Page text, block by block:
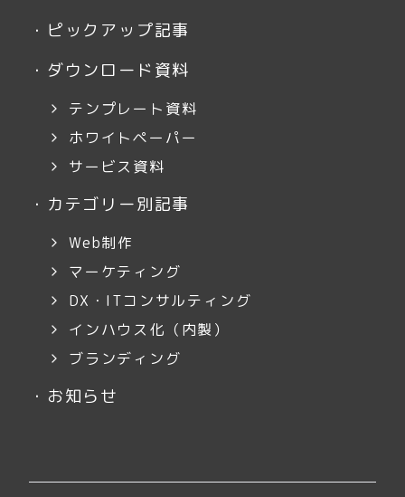
・ ピックアップ記事
・ ダウンロード資料
テンプレート資料
ホワイトペーパー
サービス資料
・ カテゴリー別記事
Web制作
マーケティング
DX・ITコンサルティング
インハウス化（内製）
ブランディング
・ お知らせ